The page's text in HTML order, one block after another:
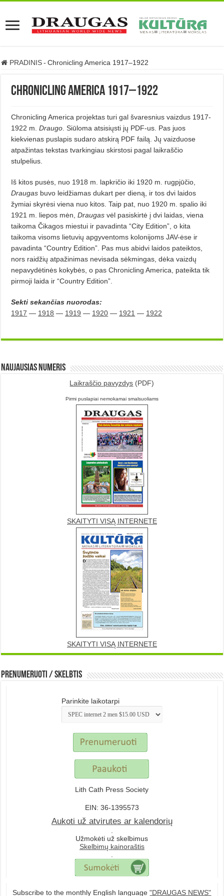
PRADINIS - Chronicling America 1917–1922
Chronicling America 1917–1922
Chronicling America projektas turi gal švaresnius vaizdus 1917-
1922 m.Draugo . Siūloma atsisiųsti jų PDF-us. Pas juos
kiekvienas puslapis sudaro atskirą PDF failą. Jų vaizduose
atpažintas tekstas tvarkingiau skirstosi pagal laikraščio
stulpelius.
Iš kitos pusės, nuo 1918 m. lapkričio iki 1920 m. rugpjūčio,
Draugas buvo leidžiamas dukart per dieną, ir tos dvi laidos
žymiai skyrėsi viena nuo kitos. Taip pat, nuo 1920 m. spalio iki
1921 m. liepos mėn,Draugas vėl pasiskirtė į dvi laidas, viena
taikoma Čikagos miestui ir pavadinta “City Edition”, o kita
taikoma visoms lietuvių apgyventoms kolonijoms JAV-ėse ir
pavadinta “Country Edition”. Pas mus abidvi laidos pateiktos,
nors raidžių atpažinimas nevisada sėkmingas, dėka vaizdų
nepavydėtinės kokybės, o pas Chronicling America, pateikta tik
pirmoji laida ir “Country Edition”.
Sekti sekančias nuorodas:
1917 — 1918 — 1919 — 1920 — 1921 — 1922
Naujausias numeris
Laikraščio pavyzdys (PDF)
Pirmi puslapiai nemokamai smalsuoliams
SKAITYTI VISĄ INTERNETE
SKAITYTI VISĄ INTERNETE
Prenumeruoti / Skelbtis
Parinkite laikotarpi
Lith Cath Press Society
EIN: 36-1395573
Aukoti už atvirutes ar kalendorių
Užmokėti už skelbimus
Skelbimų kainoraštis
Subscribe to the monthly English language"DRAUGAS NEWS"